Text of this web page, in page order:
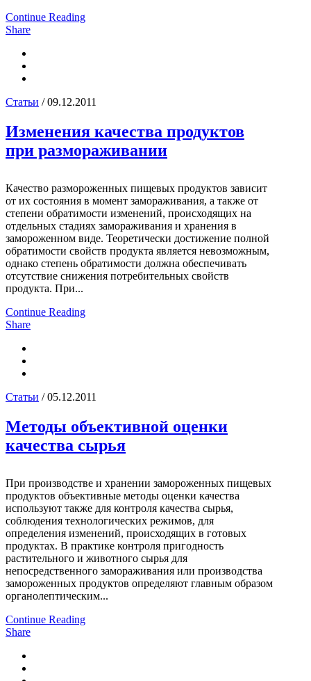
Continue Reading
Share
Статьи / 09.12.2011
Изменения качества продуктов
при размораживании
Качество размороженных пищевых продуктов зависит
от их состояния в момент замораживания, а также от
степени обратимости изменений, происходящих на
отдельных стадиях замораживания и хранения в
замороженном виде. Теоретически достижение полной
обратимости свойств продукта является невозможным,
однако степень обратимости должна обеспечивать
отсутствие снижения потребительных свойств
продукта. При...
Continue Reading
Share
Статьи / 05.12.2011
Методы объективной оценки
качества сырья
При производстве и хранении замороженных пищевых
продуктов объективные методы оценки качества
используют также для контроля качества сырья,
соблюдения технологических режимов, для
определения изменений, происходящих в готовых
продуктах. В практике контроля пригодность
растительного и животного сырья для
непосредственного замораживания или производства
замороженных продуктов определяют главным образом
органолептическим...
Continue Reading
Share